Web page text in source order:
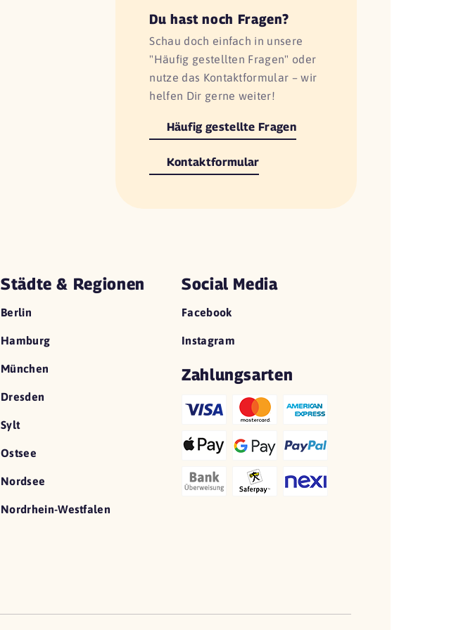
Du hast noch Fragen?
Schau doch einfach in unsere
"Häufig gestellten Fragen" oder
nutze das Kontaktformular – wir
helfen Dir gerne weiter!
Häufig gestellte Fragen
Kontaktformular
Städte & Regionen
Berlin
Hamburg
München
Dresden
Sylt
Ostsee
Nordsee
Nordrhein-Westfalen
Social Media
Facebook
Instagram
Zahlungsarten